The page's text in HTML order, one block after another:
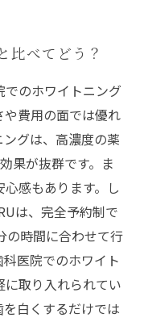
比べてどう？
のホワイトニング
や費用の面では優れ
グは、高濃度の薬
果が抜群です。ま
感もあります。し
は、完全予約制で
の時間に合わせて行
医院でのホワイト
取り入れられてい
白くするだけでは